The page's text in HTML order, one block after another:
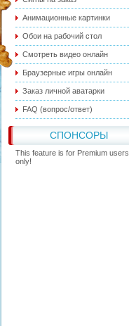
Анимационные картинки
Обои на рабочий стол
Смотреть видео онлайн
Браузерные игры онлайн
Заказ личной аватарки
FAQ (вопрос/ответ)
СПОНСОРЫ
This feature is for Premium users
only!